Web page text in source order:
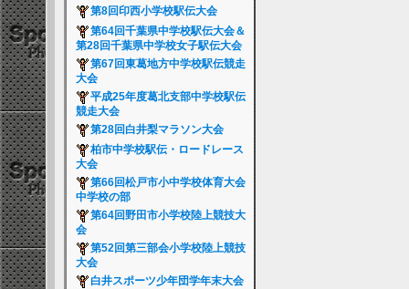
第8回印西小学校駅伝大会
第64回千葉県中学校駅伝大会＆
第28回千葉県中学校女子駅伝大会
第67回東葛地方中学校駅伝競走
大会
平成25年度葛北支部中学校駅伝
競走大会
第28回白井梨マラソン大会
柏市中学校駅伝・ロードレース
大会
第66回松戸市小中学校体育大会
中学校の部
第64回野田市小学校陸上競技大
会
第52回第三部会小学校陸上競技
大会
白井スポーツ少年団学年末大会